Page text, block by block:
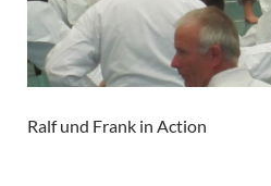
Ralf und Frank in Action